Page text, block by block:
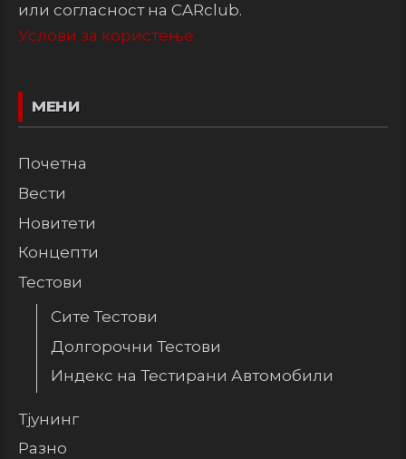
или согласност на CARclub.
Услови за користење.
МЕНИ
Почетна
Вести
Новитети
Концепти
Тестови
Сите Тестови
Долгорочни Тестови
Индекс на Тестирани Автомобили
Тјунинг
Разно